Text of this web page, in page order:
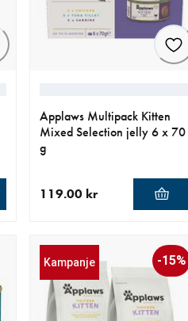
Applaws Multipack Kitten
Mixed Selection jelly 6 x 70
g
119.00 kr
Kampanje -15%